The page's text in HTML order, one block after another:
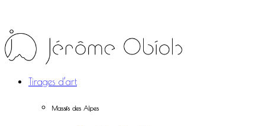
Tirages d’art
Massifs des Alpes